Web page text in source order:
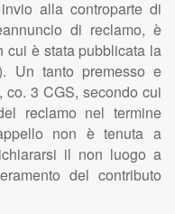
alla controparte di
di reclamo, è
cui è stata pubblicata la
Un tanto premesso e
co. 3 CGS, secondo cui
reclamo nel termine
non è tenuta a
il non luogo a
del contributo